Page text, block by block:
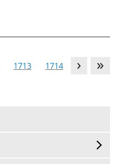
1713 1714 …